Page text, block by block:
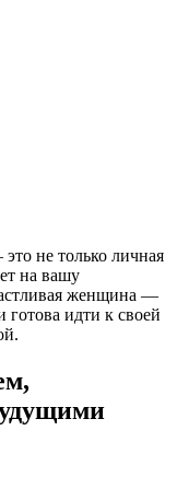
не только личная
на вашу
женщина —
готова идти к своей